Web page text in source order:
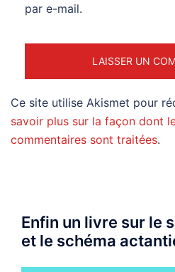
par e-mail.
Ce site utilise Akismet pour
savoir plus sur la façon dont
commentaires sont traitées.
Enfin un livre sur le
et le schéma